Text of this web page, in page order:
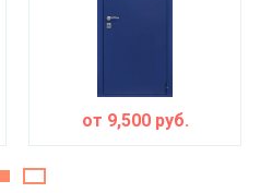
материалы
от 9,500руб.